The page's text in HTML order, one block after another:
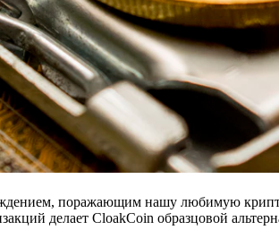
поражающим нашу любимую
делает CloakCoin образцовой